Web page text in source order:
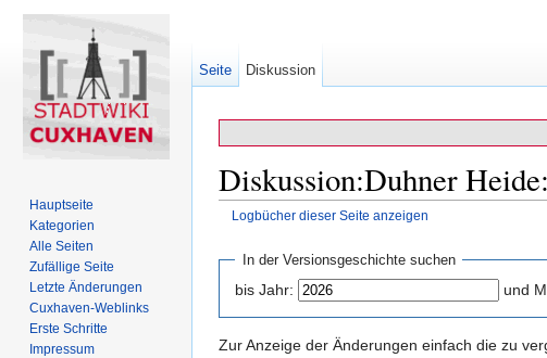
Diskussion:Duhner
Logbücher dieser Seite anzeigen
In der Versionsgeschichte suchen
bis Jahr: und
Zur Anzeige der Änderungen einfach die zu
Seite Diskussion
Hauptseite
Kategorien
Alle Seiten
Zufällige Seite
Letzte Änderungen
Cuxhaven-Weblinks
Erste Schritte
Impressum